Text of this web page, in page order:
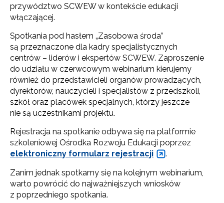
przywództwo SCWEW w kontekście edukacji
włączającej.
Spotkania pod hasłem „Zasobowa środa”
są przeznaczone dla kadry specjalistycznych
centrów – liderów i ekspertów SCWEW. Zaproszenie
do udziału w czerwcowym webinarium kierujemy
również do przedstawicieli organów prowadzących,
dyrektorów, nauczycieli i specjalistów z przedszkoli,
szkół oraz placówek specjalnych, którzy jeszcze
nie są uczestnikami projektu.
Rejestracja na spotkanie odbywa się na platformie
szkoleniowej Ośrodka Rozwoju Edukacji poprzez
elektroniczny formularz rejestracji
.
Zanim jednak spotkamy się na kolejnym webinarium,
warto powrócić do najważniejszych wniosków
z poprzedniego spotkania.